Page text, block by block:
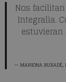
Nos
Integralia.
estuvieran
MARIONA BUXADÉ,